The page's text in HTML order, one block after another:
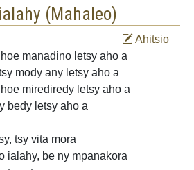
(Mahaleo)
Ahitsio
manadino letsy aho a
mody any letsy aho a
mirediredy letsy aho a
bedy letsy aho a
tsy vita mora
ialahy, be ny mpanakora